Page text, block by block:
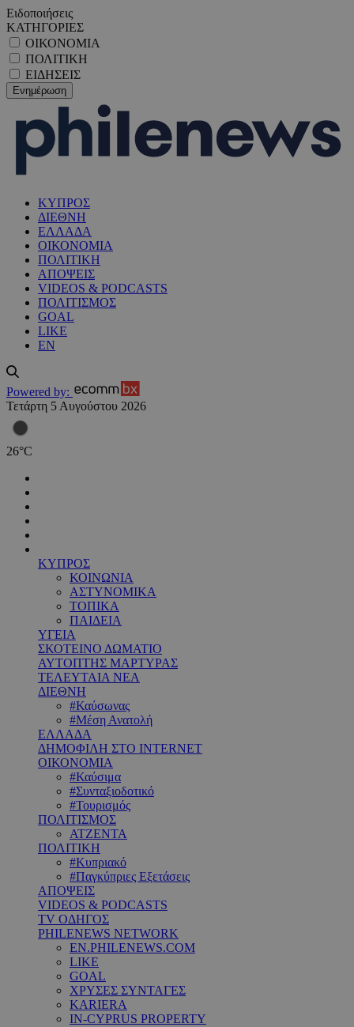
Ειδοποιήσεις
ΚΑΤΗΓΟΡΙΕΣ
ΟΙΚΟΝΟΜΙΑ
ΠΟΛΙΤΙΚΗ
ΕΙΔΗΣΕΙΣ
ΚΥΠΡΟΣ
ΔΙΕΘΝΗ
ΕΛΛΑΔΑ
ΟΙΚΟΝΟΜΙΑ
ΠΟΛΙΤΙΚΗ
ΑΠΟΨΕΙΣ
VIDEOS & PODCASTS
ΠΟΛΙΤΙΣΜΟΣ
GOAL
LIKE
EN
Powered by:
Τετάρτη 5 Αυγούστου 2026
26°C
ΚΥΠΡΟΣ
ΚΟΙΝΩΝΙΑ
ΑΣΤΥΝΟΜΙΚΑ
ΤΟΠΙΚΑ
ΠΑΙΔΕΙΑ
ΥΓΕΙΑ
ΣΚΟΤΕΙΝΟ ΔΩΜΑΤΙΟ
ΑΥΤΟΠΤΗΣ ΜΑΡΤΥΡΑΣ
ΤΕΛΕΥΤΑΙΑ ΝΕΑ
ΔΙΕΘΝΗ
#Καύσωνας
#Μέση Ανατολή
ΕΛΛΑΔΑ
ΔΗΜΟΦΙΛΗ ΣΤΟ INTERNET
ΟΙΚΟΝΟΜΙΑ
#Καύσιμα
#Συνταξιοδοτικό
#Τουρισμός
ΠΟΛΙΤΙΣΜΟΣ
ΑΤΖΕΝΤΑ
ΠΟΛΙΤΙΚΗ
#Κυπριακό
#Παγκύπριες Εξετάσεις
ΑΠΟΨΕΙΣ
VIDEOS & PODCASTS
TV ΟΔΗΓΟΣ
PHILENEWS NETWORK
EN.PHILENEWS.COM
LIKE
GOAL
ΧΡΥΣΕΣ ΣΥΝΤΑΓΕΣ
KARIERA
IN-CYPRUS PROPERTY